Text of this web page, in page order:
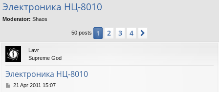
s
Электроника НЦ-8010
Moderator: Shaos
50 posts 1 2 3 4
Lavr
Supreme God
Электроника НЦ-8010
P21 Apr 2011 15:07